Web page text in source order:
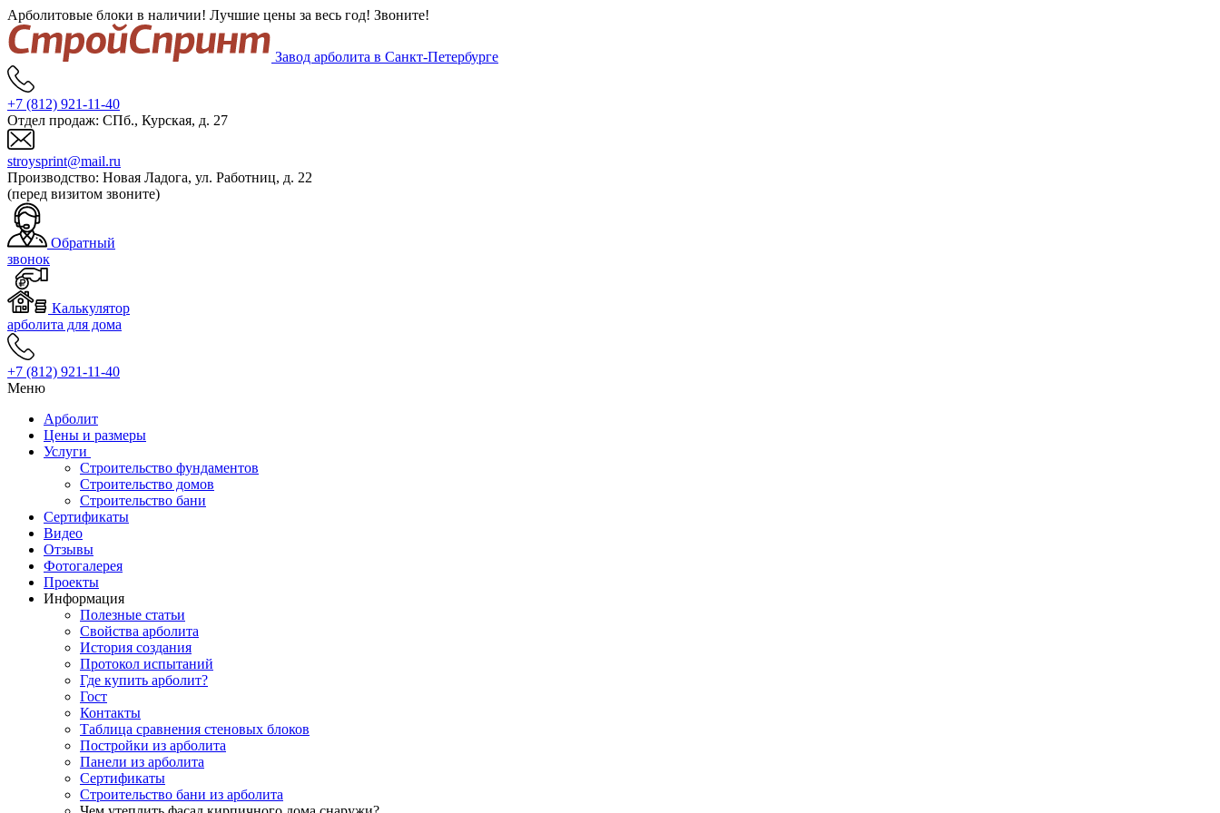
Арболитовые блоки в наличии! Лучшие цены за весь год! Звоните!
Завод арболита в Санкт-Петербурге
+7 (812) 921-11-40
Отдел продаж: СПб., Курская, д. 27
stroysprint@mail.ru
Производство: Новая Ладога, ул. Работниц, д. 22
(перед визитом звоните)
Обратный
звонок
Калькулятор
арболита для дома
+7 (812) 921-11-40
Меню
Арболит
Цены и размеры
Услуги
Строительство фундаментов
Строительство домов
Строительство бани
Сертификаты
Видео
Отзывы
Фотогалерея
Проекты
Информация
Полезные статьи
Свойства арболита
История создания
Протокол испытаний
Где купить арболит?
Гост
Контакты
Таблица сравнения стеновых блоков
Постройки из арболита
Панели из арболита
Сертификаты
Строительство бани из арболита